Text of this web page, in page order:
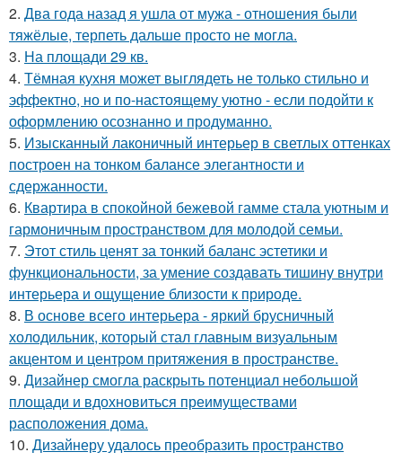
2. Два года назад я ушла от мужа - отношения были
тяжёлые, терпеть дальше просто не могла.
3. На площади 29 кв.
4. Тёмная кухня может выглядеть не только стильно и
эффектно, но и по-настоящему уютно - если подойти к
оформлению осознанно и продуманно.
5. Изысканный лаконичный интерьер в светлых оттенках
построен на тонком балансе элегантности и
сдержанности.
6. Квартира в спокойной бежевой гамме стала уютным и
гармоничным пространством для молодой семьи.
7. Этот стиль ценят за тонкий баланс эстетики и
функциональности, за умение создавать тишину внутри
интерьера и ощущение близости к природе.
8. В основе всего интерьера - яркий брусничный
холодильник, который стал главным визуальным
акцентом и центром притяжения в пространстве.
9. Дизайнер смогла раскрыть потенциал небольшой
площади и вдохновиться преимуществами
расположения дома.
10. Дизайнеру удалось преобразить пространство